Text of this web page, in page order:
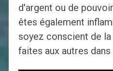
d'argent ou de
êtes également
soyez conscient de
faites aux autres